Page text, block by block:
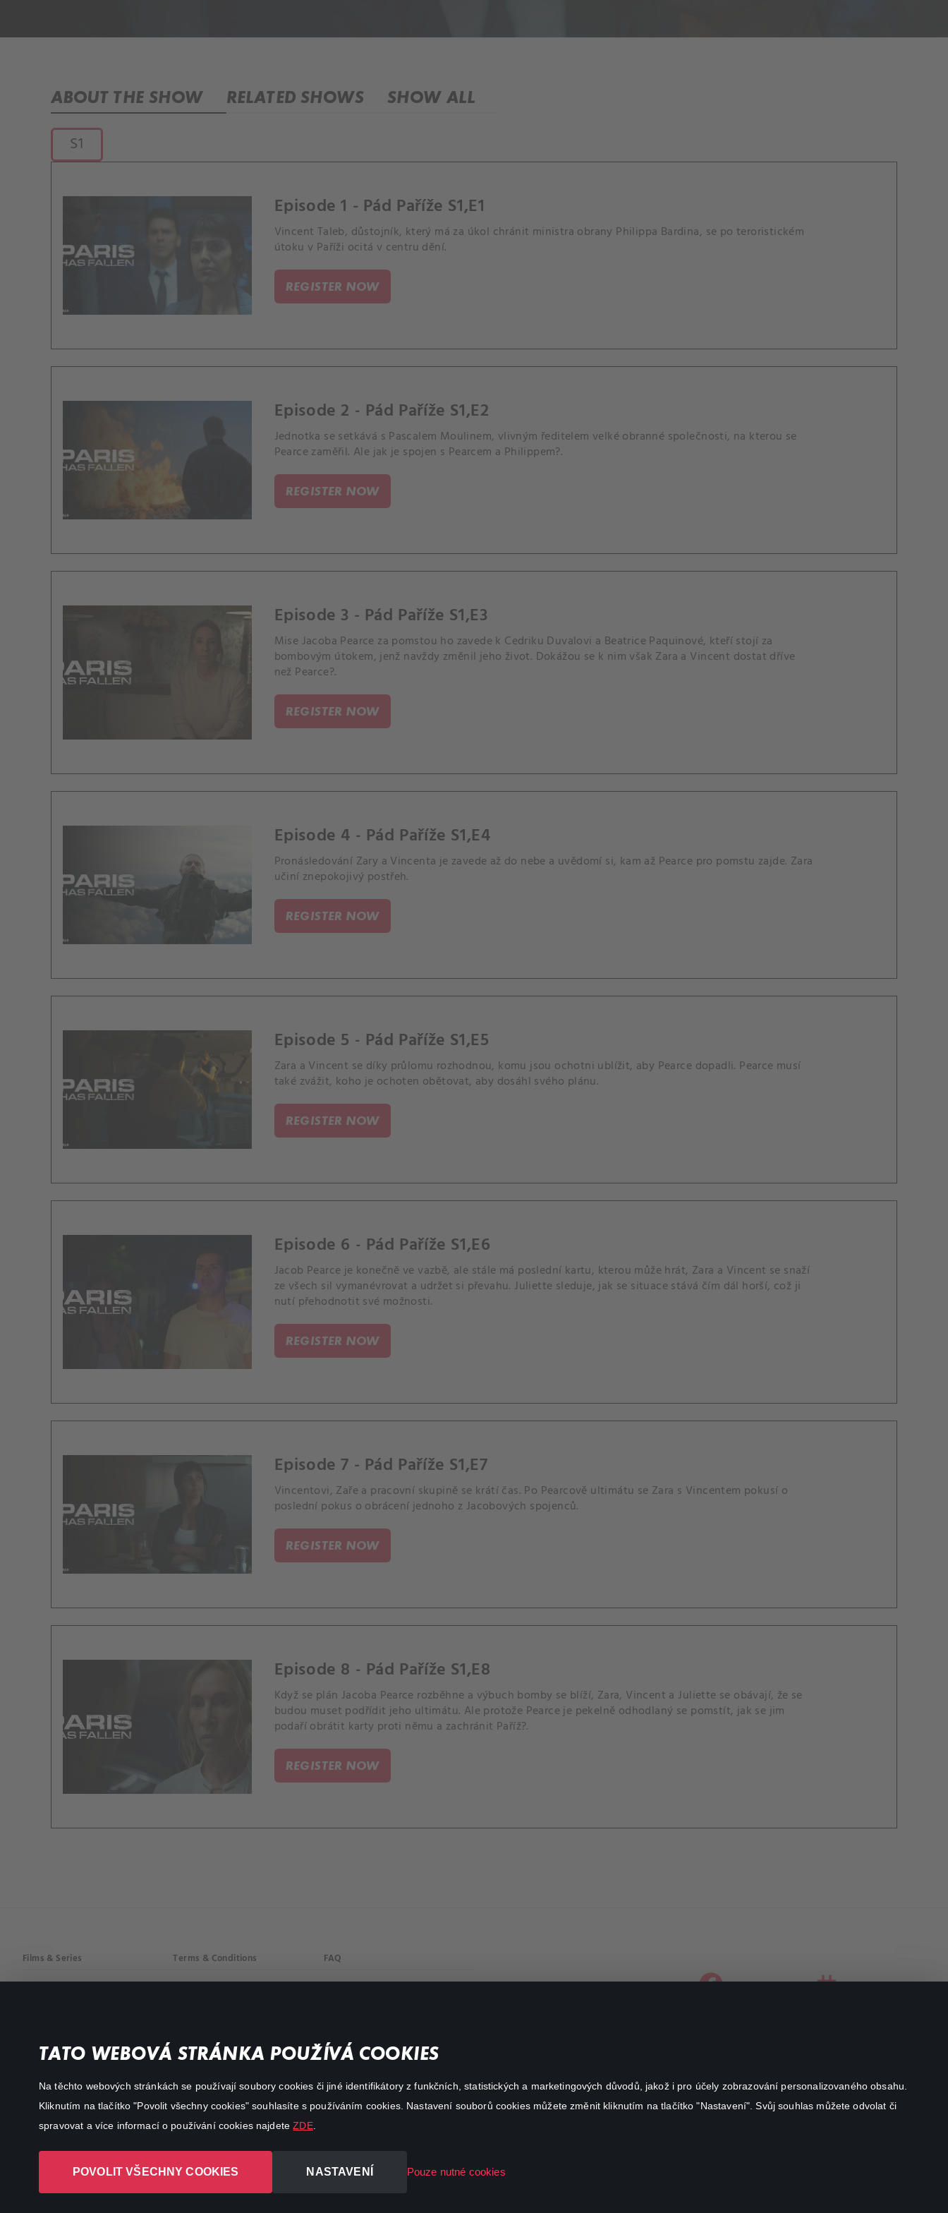
TATO WEBOVÁ STRÁNKA POUŽÍVÁ COOKIES
Na těchto webových stránkách se používají soubory cookies či jiné identifikátory z funkčních, statistických a marketingových důvodů, jakož i pro účely zobrazování personalizovaného obsahu.
Kliknutím na tlačítko "Povolit všechny cookies" souhlasíte s používáním cookies. Nastavení souborů cookies můžete změnit kliknutím na tlačítko "Nastavení". Svůj souhlas můžete odvolat či
spravovat a více informací o používání cookies najdeteZDE.
POVOLIT VŠECHNY COOKIES NASTAVENÍ Pouze nutné cookies
ABOUT THE SHOW RELATED SHOWS SHOW ALL
S1
Episode 1 - Pád Paříže S1,E1
Vincent Taleb, důstojník, který má za úkol chránit ministra obrany Philippa Bardina, se po teroristickém
útoku v Paříži ocitá v centru dění.
REGISTER NOW
Episode 2 - Pád Paříže S1,E2
Jednotka se setkává s Pascalem Moulinem, vlivným ředitelem velké obranné společnosti, na kterou se
Pearce zaměřil. Ale jak je spojen s Pearcem a Philippem?.
REGISTER NOW
Episode 3 - Pád Paříže S1,E3
Mise Jacoba Pearce za pomstou ho zavede k Cedriku Duvalovi a Beatrice Paquinové, kteří stojí za
bombovým útokem, jenž navždy změnil jeho život. Dokážou se k nim však Zara a Vincent dostat dříve
než Pearce?.
REGISTER NOW
Episode 4 - Pád Paříže S1,E4
Pronásledování Zary a Vincenta je zavede až do nebe a uvědomí si, kam až Pearce pro pomstu zajde. Zara
učiní znepokojivý postřeh.
REGISTER NOW
Episode 5 - Pád Paříže S1,E5
Zara a Vincent se díky průlomu rozhodnou, komu jsou ochotni ublížit, aby Pearce dopadli. Pearce musí
také zvážit, koho je ochoten obětovat, aby dosáhl svého plánu.
REGISTER NOW
Episode 6 - Pád Paříže S1,E6
Jacob Pearce je konečně ve vazbě, ale stále má poslední kartu, kterou může hrát, Zara a Vincent se snaží
ze všech sil vymanévrovat a udržet si převahu. Juliette sleduje, jak se situace stává čím dál horší, což ji
nutí přehodnotit své možnosti.
REGISTER NOW
Episode 7 - Pád Paříže S1,E7
Vincentovi, Zaře a pracovní skupině se krátí čas. Po Pearcově ultimátu se Zara s Vincentem pokusí o
poslední pokus o obrácení jednoho z Jacobových spojenců.
REGISTER NOW
Episode 8 - Pád Paříže S1,E8
Když se plán Jacoba Pearce rozběhne a výbuch bomby se blíží, Zara, Vincent a Juliette se obávají, že se
budou muset podřídit jeho ultimátu. Ale protože Pearce je pekelně odhodlaný se pomstít, jak se jim
podaří obrátit karty proti němu a zachránit Paříž?.
REGISTER NOW
Films & Series
Action
Terms & Conditions FAQ
facebookinstagram
Canal+ Luxembourg S. à r.l. se sídlem Rue Albert Borschette 4,